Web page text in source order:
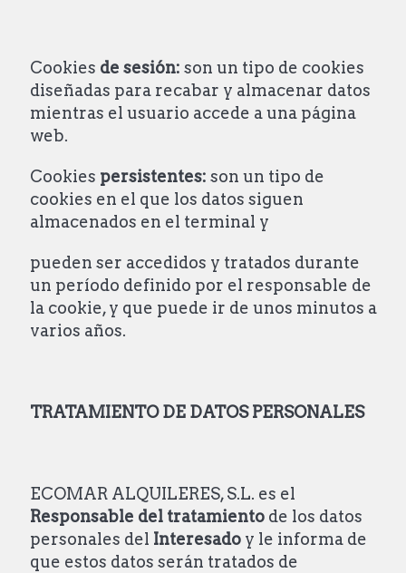
Cookies de sesión: son un tipo de cookies
diseñadas para recabar y almacenar datos
mientras el usuario accede a una página
web.
Cookies persistentes: son un tipo de
cookies en el que los datos siguen
almacenados en el terminal y
pueden ser accedidos y tratados durante
un período definido por el responsable de
la cookie, y que puede ir de unos minutos a
varios años.
TRATAMIENTODE DATOS PERSONALES
ECOMAR ALQUILERES, S.L. es el
Responsable del tratamiento de los datos
personales del Interesado y le informa de
que estos datos serán tratados de